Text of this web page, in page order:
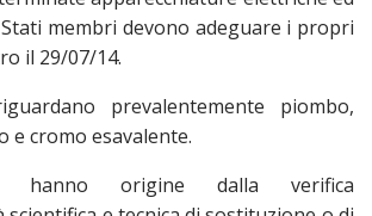
membri devono adeguare i propri
il 29/07/14.
prevalentemente piombo,
e cromo esavalente.
hanno origine dalla verifica